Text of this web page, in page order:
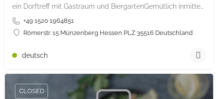
ein Dorftreff mit Gastraum und BiergartenGemütlich inmitten unserem idyllischen Trais Münzenberg, entlang…
+49 1520 1964851
Römerstr. 15 Münzenberg Hessen PLZ 35516 Deutschland
deutsch
CLOSED